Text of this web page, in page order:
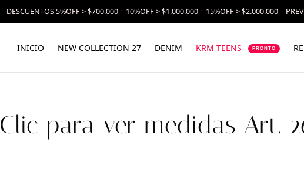
DESCUENTOS 5%OFF > $700.000 | 10%OFF > $1.000.000 | 15%OFF > $2.000.000 |
INICIO NEW COLLECTION 27 DENIM KRM TEENS PRONTO
Clic para ver medidas Art.